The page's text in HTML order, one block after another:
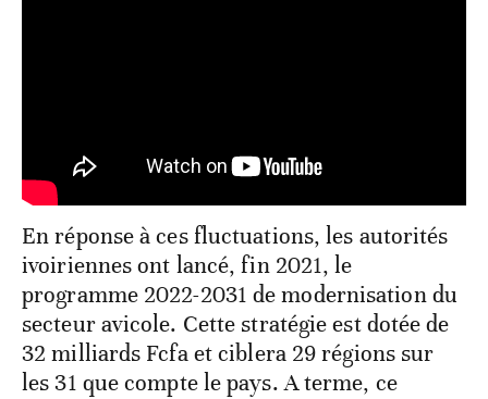
En réponse à ces fluctuations, les autorités
ivoiriennes ont lancé, fin 2021, le
programme 2022-2031 de modernisation du
secteur avicole. Cette stratégie est dotée de
32 milliards Fcfa et ciblera 29 régions sur
les 31 que compte le pays. A terme, ce